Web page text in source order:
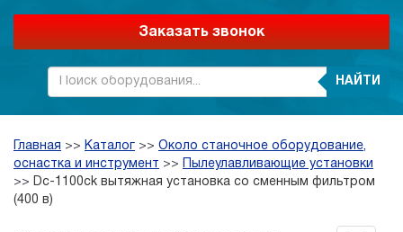
Заказать звонок
НАЙТИ
Главная >> Каталог >> Около станочное оборудование,
оснастка и инструмент >>
Пылеулавливающие установки
>> Dc-1100ck вытяжная установка со сменным фильтром
(400 в)